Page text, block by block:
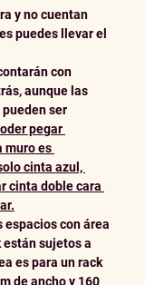
y no cuentan
puedes llevar el
con
aunque las
ser
pegar
muro es
cinta azul,
cinta doble cara
espacios con área
sujetos a
es para un rack
de ancho y 160